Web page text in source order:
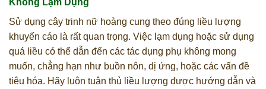
Không Lạm Dụng
Sử dụng cây trinh nữ hoàng cung theo đúng liều lượng
khuyến cáo là rất quan trọng. Việc lạm dụng hoặc sử dụng
quá liều có thể dẫn đến các tác dụng phụ không mong
muốn, chẳng hạn như buồn nôn, dị ứng, hoặc các vấn đề
tiêu hóa. Hãy luôn tuân thủ liều lượng được hướng dẫn và